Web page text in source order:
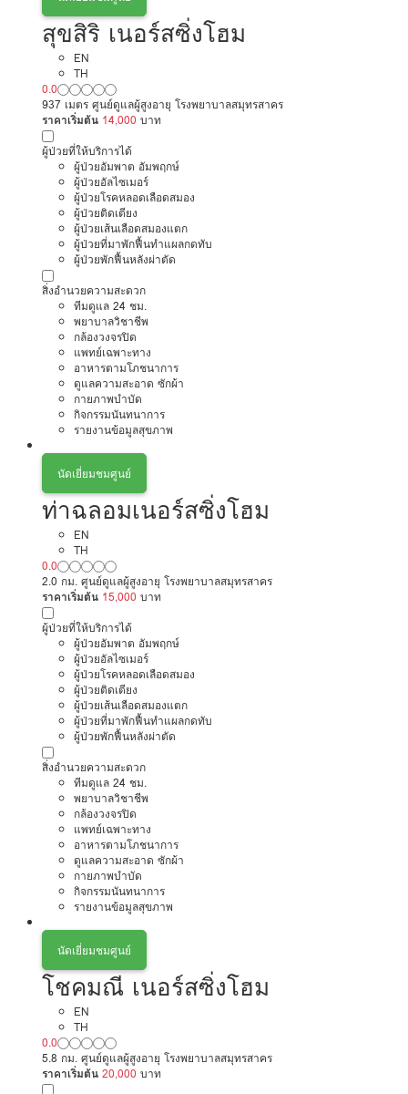
สุขสิริ เนอร์สซิ่งโฮม
EN
TH
0.0
937 เมตร ศูนย์ดูแลผู้สูงอายุ โรงพยาบาลสมุทรสาคร
ราคาเริ่มต้น 14,000 บาท
ผู้ป่วยที่ให้บริการได้
ผู้ป่วยอัมพาต อัมพฤกษ์
ผู้ป่วยอัลไซเมอร์
ผู้ป่วยโรคหลอดเลือดสมอง
ผู้ป่วยติดเตียง
ผู้ป่วยเส้นเลือดสมองแตก
ผู้ป่วยที่มาพักฟื้นทำแผลกดทับ
ผู้ป่วยพักฟื้นหลังผ่าตัด
สิ่งอำนวยความสะดวก
ทีมดูแล 24 ชม.
พยาบาลวิชาชีพ
กล้องวงจรปิด
แพทย์เฉพาะทาง
อาหารตามโภชนาการ
ดูแลความสะอาด ซักผ้า
กายภาพบำบัด
กิจกรรมนันทนาการ
รายงานข้อมูลสุขภาพ
นัดเยี่ยมชมศูนย์
ท่าฉลอมเนอร์สซิ่งโฮม
EN
TH
0.0
2.0 กม. ศูนย์ดูแลผู้สูงอายุ โรงพยาบาลสมุทรสาคร
ราคาเริ่มต้น 15,000 บาท
ผู้ป่วยที่ให้บริการได้
ผู้ป่วยอัมพาต อัมพฤกษ์
ผู้ป่วยอัลไซเมอร์
ผู้ป่วยโรคหลอดเลือดสมอง
ผู้ป่วยติดเตียง
ผู้ป่วยเส้นเลือดสมองแตก
ผู้ป่วยที่มาพักฟื้นทำแผลกดทับ
ผู้ป่วยพักฟื้นหลังผ่าตัด
สิ่งอำนวยความสะดวก
ทีมดูแล 24 ชม.
พยาบาลวิชาชีพ
กล้องวงจรปิด
แพทย์เฉพาะทาง
อาหารตามโภชนาการ
ดูแลความสะอาด ซักผ้า
กายภาพบำบัด
กิจกรรมนันทนาการ
รายงานข้อมูลสุขภาพ
นัดเยี่ยมชมศูนย์
โชคมณี เนอร์สซิ่งโฮม
EN
TH
0.0
5.8 กม. ศูนย์ดูแลผู้สูงอายุ โรงพยาบาลสมุทรสาคร
ราคาเริ่มต้น 20,000 บาท